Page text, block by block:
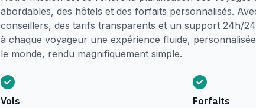
abordables, des hôtels et des forfaits personnalisés.
conseillers, des tarifs transparents et un support 24h/
à chaque voyageur une expérience fluide,
le monde, rendu magnifiquement simple.
Vols
Forfaits